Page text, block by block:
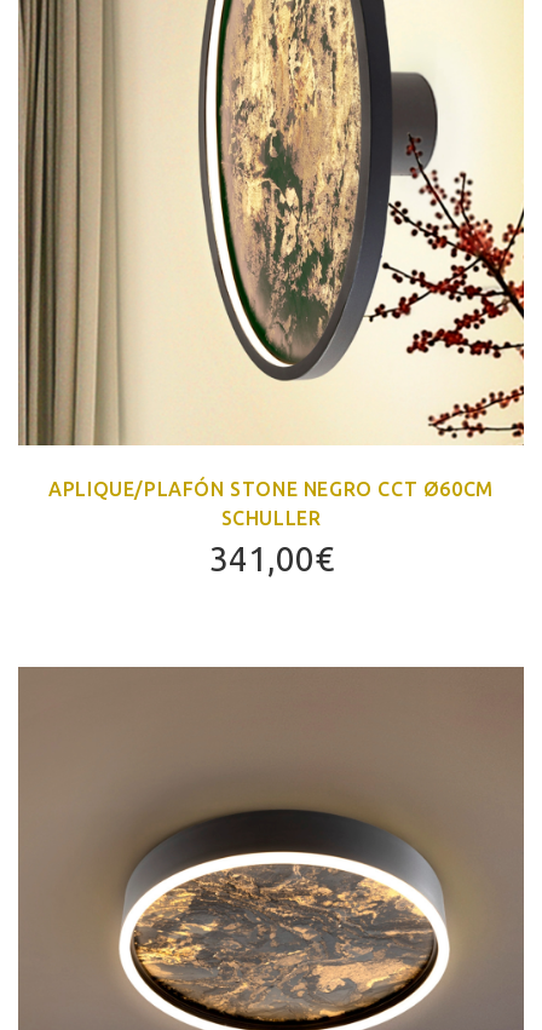
APLIQUE/PLAFÓN STONE NEGRO CCT Ø60CM
SCHULLER
341,00€